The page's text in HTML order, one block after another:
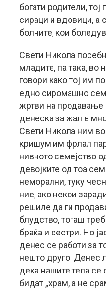
богати родители,
сираци и вдовици, а
болните, кои
Свети Никола
младите, па така, во
говори како тој им
едно сиромашно
жртви на продавање
денеска за жал е
Свети Никола ним во
кришум им фрлал
нивното семејство
девојките од тоа
неморални, туку
ние, ако некои
решиле да ги
блудство, тогаш
браќа и сестри. Но
денес се работи за
нешто друго. Денес
дека нашите тела се
бидат „храм, а не